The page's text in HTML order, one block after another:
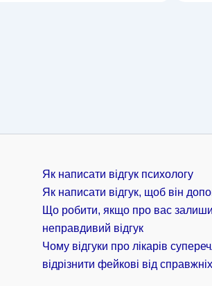
Як написати відгук психологу
Як написати відгук, щоб він
Що робити, якщо про вас
неправдивий відгук
Чому відгуки про лікарів
відрізнити фейкові від справжніх